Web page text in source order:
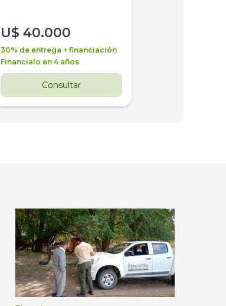
U$ 40.000
30% de entrega + financiación
Financialo en 4 años
Consultar